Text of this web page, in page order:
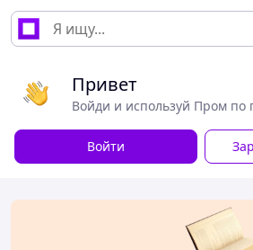
Привет
Войди и используй Пром по
Войти